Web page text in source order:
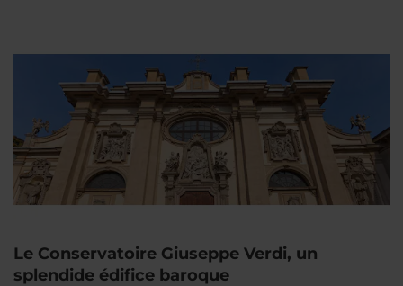
Le Conservatoire Giuseppe Verdi, un
splendide édifice baroque